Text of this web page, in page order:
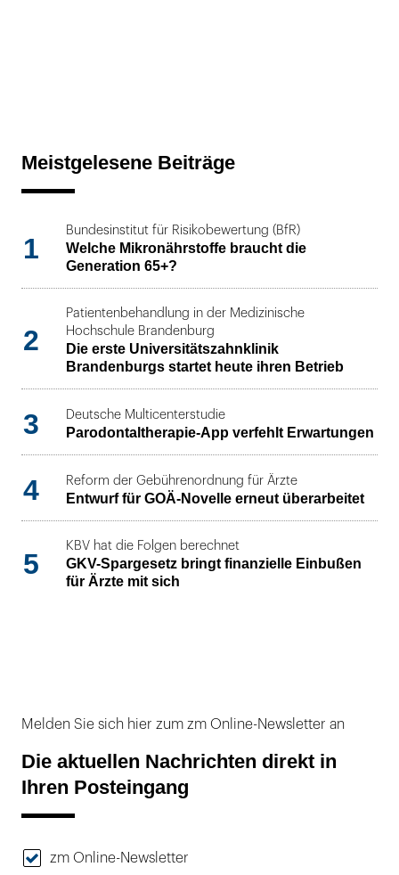
Meistgelesene Beiträge
1
Bundesinstitut für Risikobewertung (BfR)
Welche Mikronährstoffe braucht die
Generation 65+?
2
Patientenbehandlung in der Medizinische
Hochschule Brandenburg
Die erste Universitätszahnklinik
Brandenburgs startet heute ihren Betrieb
3 Deutsche Multicenterstudie
Parodontaltherapie-App verfehlt Erwartungen
4 Reform der Gebührenordnung für Ärzte
Entwurf für GOÄ-Novelle erneut überarbeitet
5
KBV hat die Folgen berechnet
GKV-Spargesetz bringt finanzielle Einbußen
für Ärzte mit sich
Melden Sie sich hier zum zm Online-Newsletter an
Die aktuellen Nachrichten direkt in
Ihren Posteingang
zm Online-Newsletter